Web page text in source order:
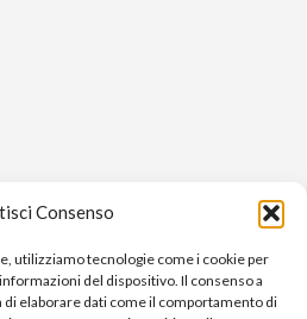
Consenso
utilizziamo tecnologie come i cookie per
del dispositivo. Il consenso a
elaborare dati come il comportamento di